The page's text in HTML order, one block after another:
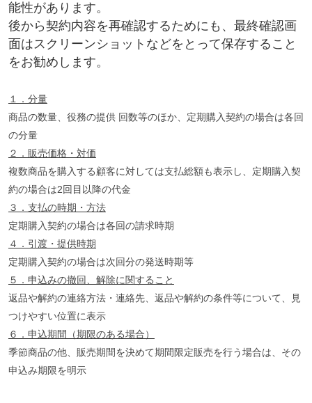
能性があります。
後から契約内容を再確認するためにも、最終確認画
面はスクリーンショットなどをとって保存すること
をお勧めします。
１．分量
商品の数量、役務の提供 回数等のほか、定期購入契約の場合は各回
の分量
２．販売価格・対価
複数商品を購入する顧客に対しては支払総額も表示し、定期購入契
約の場合は2回目以降の代金
３．支払の時期・方法
定期購入契約の場合は各回の請求時期
４．引渡・提供時期
定期購入契約の場合は次回分の発送時期等
５．申込みの撤回、解除に関すること
返品や解約の連絡方法・連絡先、返品や解約の条件等について、見
つけやすい位置に表示
６．申込期間（期限のある場合）
季節商品の他、販売期間を決めて期間限定販売を行う場合は、その
申込み期限を明示